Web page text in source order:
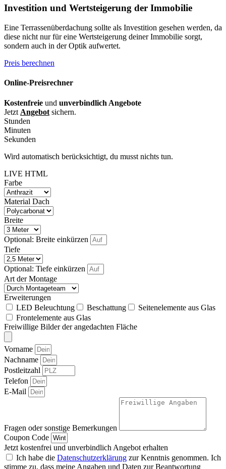
Investition und Wertsteigerung der Immobilie
Eine Terrassenüberdachung sollte als Investition gesehen werden, da
diese nicht nur für eine Wertsteigerung deiner Immobilie sorgt,
sondern auch in der Optik aufwertet.
Preis berechnen
Online-Preisrechner
Kostenfreie und unverbindlich Angebote
Jetzt Angebot sichern.
Stunden
Minuten
Sekunden
Wird automatisch berücksichtigt, du musst nichts tun.
LIVE HTML
Farbe
Material Dach
Breite
Optional: Breite einkürzen
Tiefe
Optional: Tiefe einkürzen
Art der Montage
Erweiterungen
LED Beleuchtung
Beschattung
Seitenelemente aus Glas
Frontelemente aus Glas
Freiwillige Bilder der angedachten Fläche
Vorname
Nachname
Postleitzahl
Telefon
E-Mail
Fragen oder sonstige Bemerkungen
Coupon Code
Jetzt kostenfrei und unverbindlich Angebot erhalten
Ich habe die Datenschutzerklärung zur Kenntnis genommen. Ich
stimme zu, dass meine Angaben und Daten zur Beantwortung